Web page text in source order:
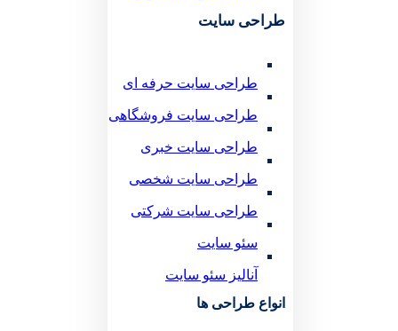
طراحی سایت
طراحی سایت حرفه ای
طراحی سایت فروشگاهی
طراحی سایت خبری
طراحی سایت شخصی
طراحی سایت شرکتی
سئو سایت
آنالیز سئو سایت
انواع طراحی ها